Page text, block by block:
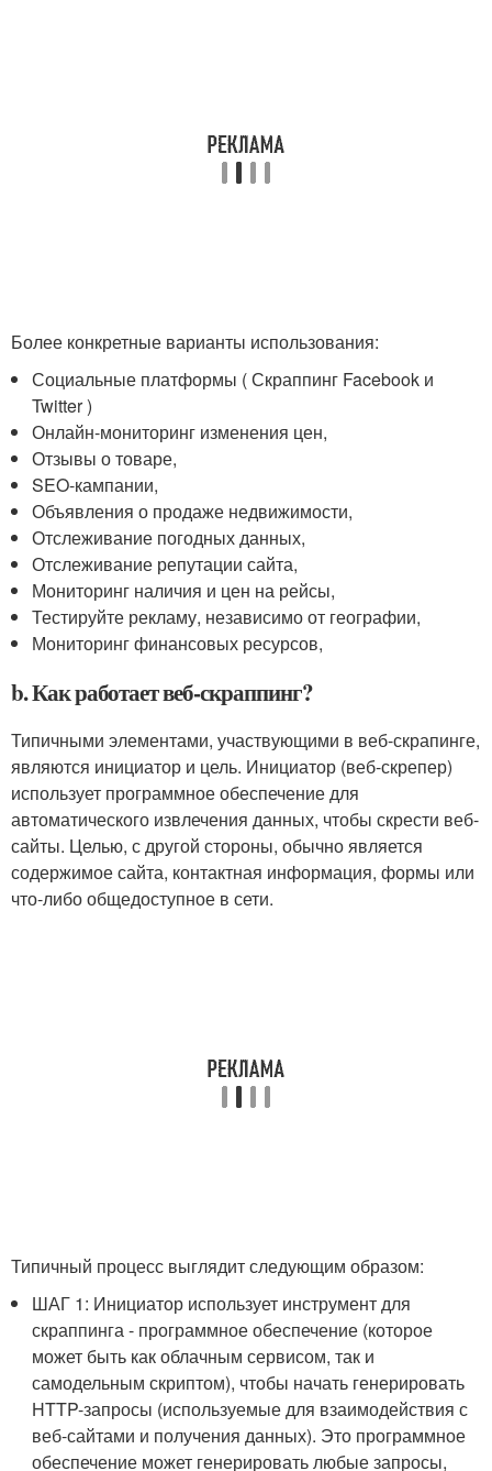
Более конкретные варианты использования:
Социальные платформы ( Скраппинг Facebook и
Twitter )
Онлайн-мониторинг изменения цен,
Отзывы о товаре,
SEO-кампании,
Объявления о продаже недвижимости,
Отслеживание погодных данных,
Отслеживание репутации сайта,
Мониторинг наличия и цен на рейсы,
Тестируйте рекламу, независимо от географии,
Мониторинг финансовых ресурсов,
b. Как работает веб-скраппинг?
Типичными элементами, участвующими в веб-скрапинге,
являются инициатор и цель. Инициатор (веб-скрепер)
использует программное обеспечение для
автоматического извлечения данных, чтобы скрести веб-
сайты. Целью, с другой стороны, обычно является
содержимое сайта, контактная информация, формы или
что-либо общедоступное в сети.
Типичный процесс выглядит следующим образом:
ШАГ 1: Инициатор использует инструмент для
скраппинга - программное обеспечение (которое
может быть как облачным сервисом, так и
самодельным скриптом), чтобы начать генерировать
HTTP-запросы (используемые для взаимодействия с
веб-сайтами и получения данных). Это программное
обеспечение может генерировать любые запросы,